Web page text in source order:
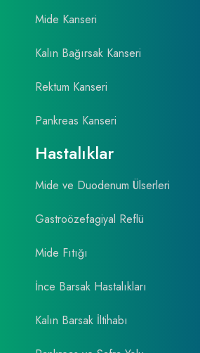
Mide Kanseri
Kalın Bağırsak Kanseri
Rektum Kanseri
Pankreas Kanseri
Hastalıklar
Mide ve Duodenum Ülserleri
Gastroözefagiyal Reflü
Mide Fıtığı
İnce Barsak Hastalıkları
Kalın Barsak İltihabı